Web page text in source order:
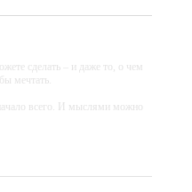
сделать – и даже то, о чем
мечтать.
всего. И мыслями можно
к мечте. Живите той жизнью,
придумали.